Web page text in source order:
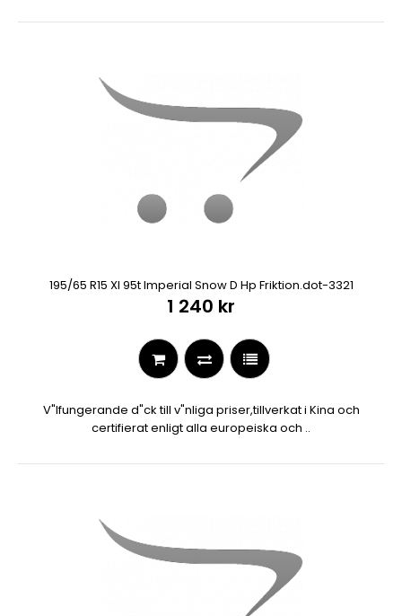
195/65 R15 Xl 95t Imperial Snow D Hp Friktion.dot-3321
1 240 kr
V"lfungerande d"ck till v"nliga priser,tillverkat i Kina och
certifierat enligt alla europeiska och ..